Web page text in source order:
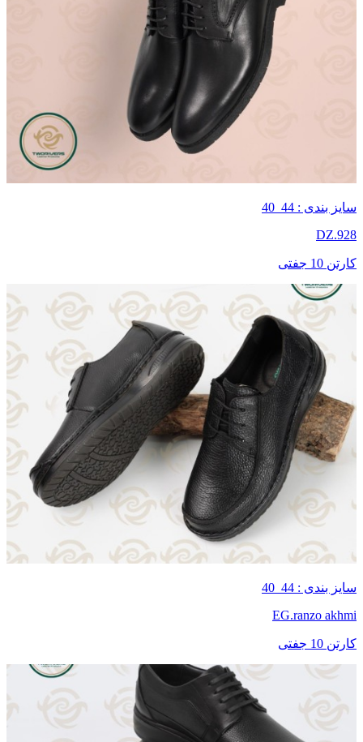
سایز بندی : 44_40
DZ.928
کارتن 10 جفتی
سایز بندی : 44_40
EG.ranzo akhmi
کارتن 10 جفتی